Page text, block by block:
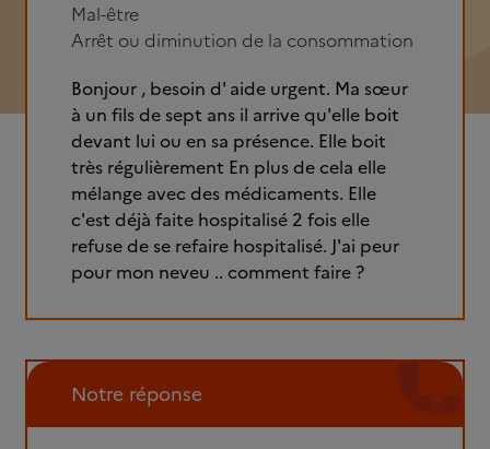
Mal-être
Arrêt ou diminution de la consommation
Bonjour , besoin d' aide urgent. Ma sœur
à un fils de sept ans il arrive qu'elle boit
devant lui ou en sa présence. Elle boit
très régulièrement En plus de cela elle
mélange avec des médicaments. Elle
c'est déjà faite hospitalisé 2 fois elle
refuse de se refaire hospitalisé. J'ai peur
pour mon neveu .. comment faire ?
Notre réponse